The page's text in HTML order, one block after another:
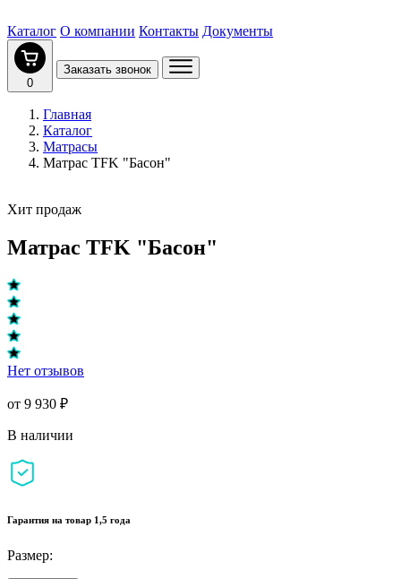
Каталог О компании Контакты Документы
0
Заказать звонок
Главная
Каталог
Матрасы
Матрас TFK "Басон"
Хит продаж
Матрас TFK "Басон"
Нет отзывов
от 9 930 ₽
В наличии
Гарантия на товар 1,5 года
Размер: